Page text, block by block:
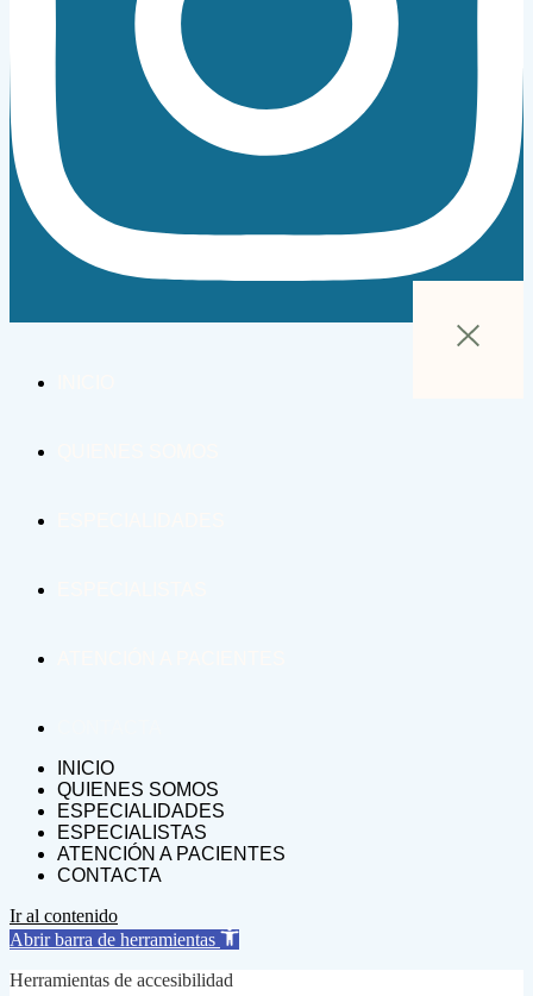
INICIO
QUIENES SOMOS
ESPECIALIDADES
ESPECIALISTAS
ATENCIÓN A PACIENTES
CONTACTA
Ir al contenido
Abrir barra de herramientas
Herramientas de accesibilidad